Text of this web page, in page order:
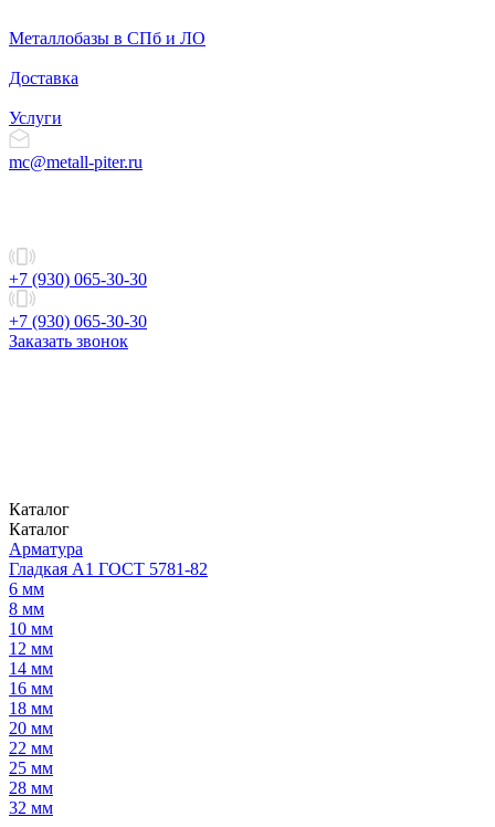
Металлобазы в СПб и ЛО
Доставка
Услуги
mc@metall-piter.ru
+7 (930) 065-30-30
+7 (930) 065-30-30
Заказать звонок
Каталог
Каталог
Арматура
Гладкая А1 ГОСТ 5781-82
6 мм
8 мм
10 мм
12 мм
14 мм
16 мм
18 мм
20 мм
22 мм
25 мм
28 мм
32 мм